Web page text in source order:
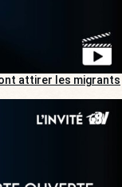
attirer les migrants